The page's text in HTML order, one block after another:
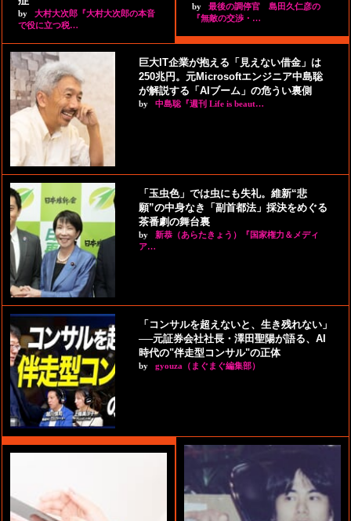
by
大村大次郎『大村大次郎の本音
で役に立つ税…
by
最後の調停官 島田久仁彦の
『無敵の交渉・…
巨大IT企業が抱える「見えない借金」は
250兆円。元Microsoftエンジニア中島聡
が解説する「AIブーム」の危うい裏側
by 中島聡『週刊 Life is beaut…
「玉虫色」では虫にも失礼。維新“悲
願”の中身なき「副首都法」採決をめぐる
茶番劇の舞台裏
by
新恭（あらたきょう）『国家権力＆メディ
ア…
「コンサルを超えないと、生き残れない」
──元証券会社社長・澤田聖陽が語る、AI
時代の"伴走型コンサル"の正体
by gyouza（まぐまぐ編集部）